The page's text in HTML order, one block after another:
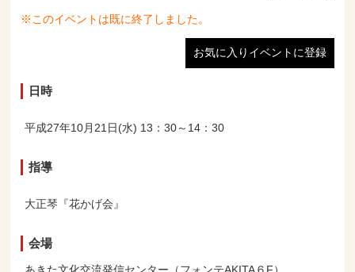
※このイベントは既に終了しました。
お気に入りイベントに登録
日時
平成27年10月21日(水) 13：30～14：30
指導
大正琴『花かげ会』
会場